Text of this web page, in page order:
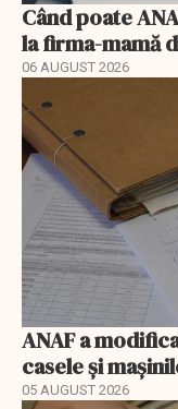
Când poate
la firma-mamă
06 AUGUST 2026
ANAF a
casele și
05 AUGUST 2026